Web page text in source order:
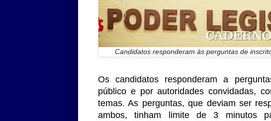
Candidatos responderam às perguntas de
Os candidatos responderam a
público e por autoridades convidadas,
temas. As perguntas, que deviam ser
ambos, tinham limite de 3 minutos